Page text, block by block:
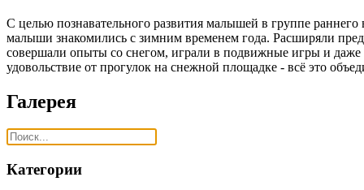
С целью познавательного развития малышей в группе
малыши знакомились с зимним временем года. Расширяли
совершали опыты со снегом, играли в подвижные игры и даже
удовольствие от прогулок на снежной площадке - всё это
Галерея
Категории